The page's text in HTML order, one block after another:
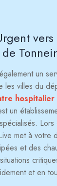
un
les villes du
hospitalier
un
Lors
met à votre
et des
et en